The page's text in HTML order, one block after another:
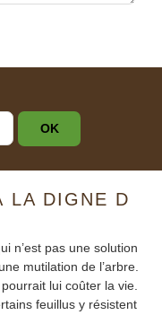
LA DIGNE D
n’est pas une solution
mutilation de l’arbre.
lui coûter la vie.
feuillus y résistent